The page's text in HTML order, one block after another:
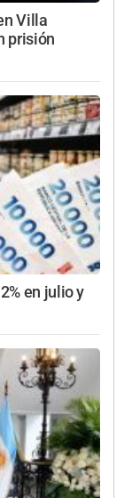
Villa
prisión
en julio y